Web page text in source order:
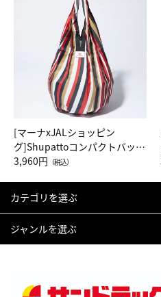
[マーナxJALショッピン
グ]Shupattoコンパクトバッグ
Drop JAL客室乗務員（LC）ス
3,960円 （税込）
カテゴリを選ぶ
ジャンルを選ぶ